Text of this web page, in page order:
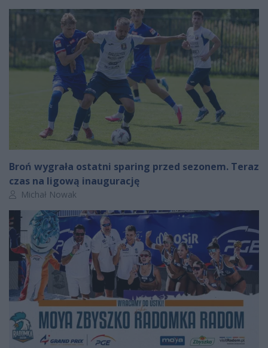
Broń wygrała ostatni sparing przed sezonem. Teraz
czas na ligową inaugurację
Autor artykułu:
Michał Nowak